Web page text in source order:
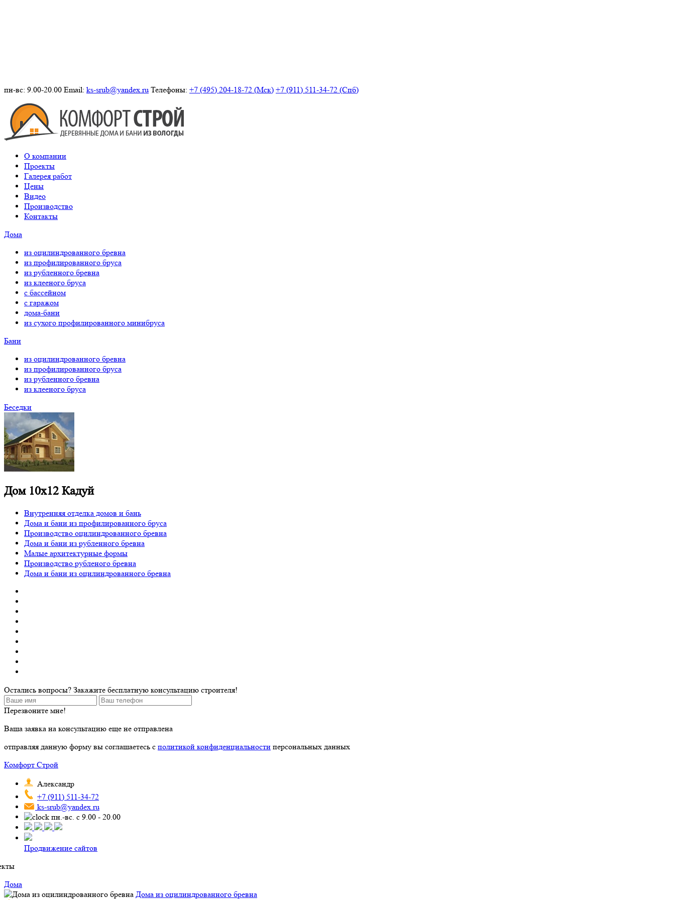
пн-вс: 9.00-20.00 Email: ks-srub@yandex.ru Телефоны: +7 (495) 204-18-72 (Мск) +7 (911) 511-34-72 (Спб)
О компании
Проекты
Галерея работ
Цены
Видео
Производство
Контакты
Дома
из оцилиндрованного бревна
из профилированного бруса
из рубленного бревна
из клееного бруса
с бассейном
с гаражом
дома-бани
из сухого профилированного минибруса
Бани
из оцилиндрованного бревна
из профилированного бруса
из рубленного бревна
из клееного бруса
Беседки
Дом 10х12 Кадуй
Внутренняя отделка домов и бань
Дома и бани из профилированного бруса
Производство оцилиндрованного бревна
Дома и бани из рубленного бревна
Малые архитектурные формы
Производство рубленого бревна
Дома и бани из оцилиндрованного бревна
Остались вопросы? Закажите бесплатную консультацию строителя!
Перезвоните мне!
Ваша заявка на консультацию еще не отправлена
отправляя данную форму вы соглашаетесь с политикой конфиденциальности персональных данных
Комфорт Строй
Александр
+7 (911) 511-34-72
ks-srub@yandex.ru
пн.-вс. с 9.00 - 20.00
Продвижение сайтов
Дома
Дома из оцилиндрованного бревна